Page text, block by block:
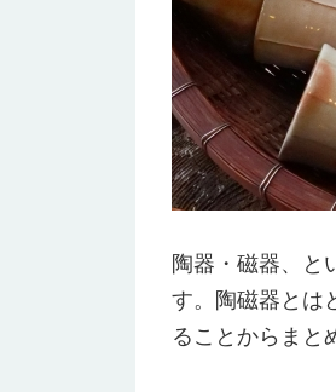
陶器・磁器、と
す。陶磁器とは
ることからまと